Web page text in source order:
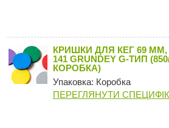
КРИШКИ ДЛЯ КЕГ 69 ММ,
141 GRUNDEY G-ТИП
КОРОБКА)
Упаковка: Коробка
ПЕРЕГЛЯНУТИ